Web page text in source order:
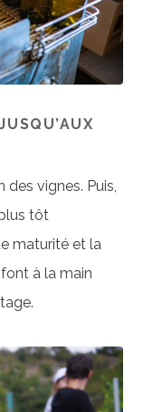
des vignes. Puis,
tôt
maturité et la
à la main